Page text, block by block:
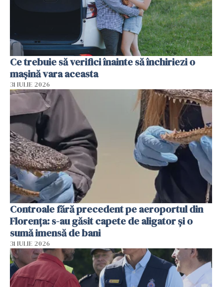
Ce trebuie să verifici înainte să închiriezi o
mașină vara aceasta
31 IULIE 2026
Controale fără precedent pe aeroportul din
Florența: s-au găsit capete de aligator și o
sumă imensă de bani
31 IULIE 2026